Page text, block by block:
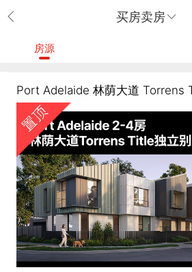
买房卖房
房源
Port Adelaide 林荫大道 Torrens